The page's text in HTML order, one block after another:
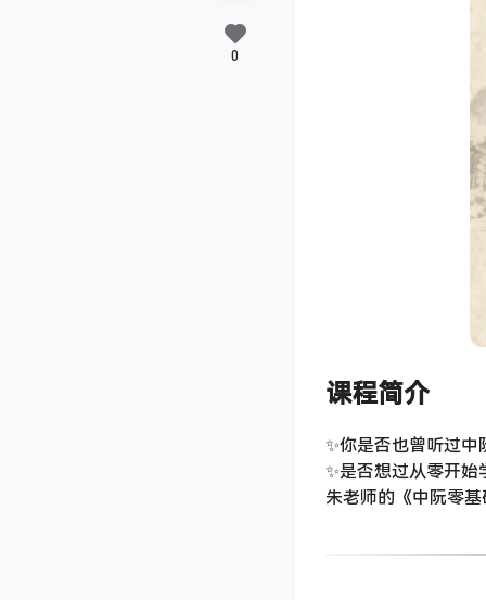
课程简介
✨你是否也曾听过
✨是否想过从零开
朱老师的《中阮零
0